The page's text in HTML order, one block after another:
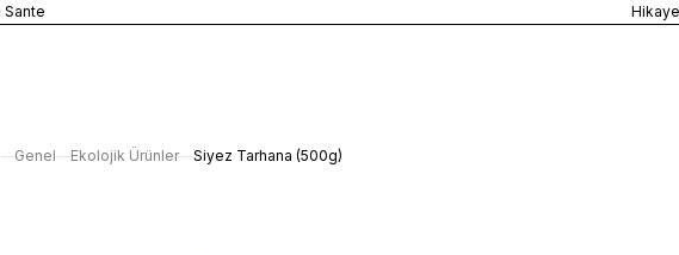
5400 TL ÜZERİ ALIŞVERİŞLERİNİZDE ÜCRETSİZ TESLİMAT
Genel Ekolojik Ürünler Siyez Tarhana (500g)